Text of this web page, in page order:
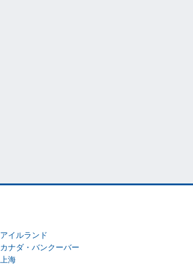
アイルランド
カナダ・バンクーバー
上海